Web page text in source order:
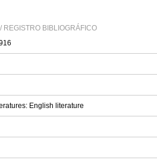
REGISTRO BIBLIOGRÁFICO
English literature